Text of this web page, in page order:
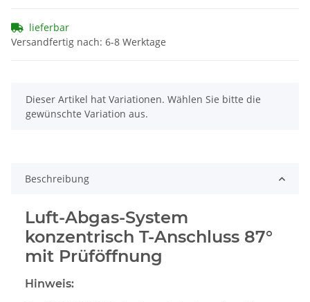
lieferbar
Versandfertig nach: 6-8 Werktage
x
Dieser Artikel hat Variationen. Wählen Sie bitte die
gewünschte Variation aus.
Beschreibung
Luft-Abgas-System
konzentrisch T-Anschluss 87°
mit Prüföffnung
Hinweis: